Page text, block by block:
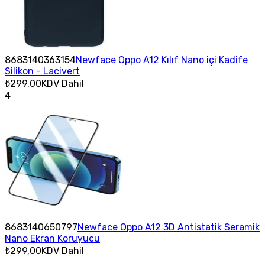
8683140363154Newface Oppo A12 Kılıf Nano içi Kadife
Silikon - Lacivert
₺299,00KDV Dahil
4
8683140650797Newface Oppo A12 3D Antistatik Seramik
Nano Ekran Koruyucu
₺299,00KDV Dahil